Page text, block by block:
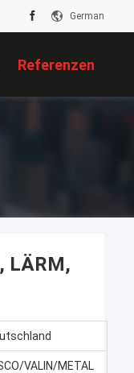
German
Referenzen
LÄRM,
VALIN/METAL